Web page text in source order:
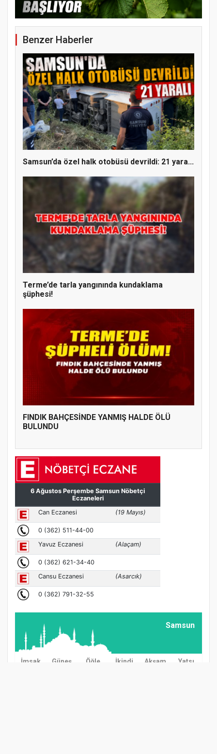
YENİ PARTİ TERME İLÇE BAŞKANLIĞINDA
ÜYE KATILIM PROGRAMI
Benzer Haberler
Samsun’da özel halk otobüsü devrildi: 21 yara...
Terme’de tarla yangınında kundaklama
şüphesi!
FINDIK BAHÇESİNDE YANMIŞ HALDE ÖLÜ
BULUNDU
Samsun
İmsak Güneş Öğle İkindi Akşam
Yatsı